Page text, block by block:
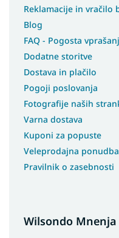
Reklamacije in vračilo
Blog
FAQ - Pogosta
Dodatne storitve
Dostava in plačilo
Pogoji poslovanja
Fotografije naših
Varna dostava
Kuponi za popuste
Veleprodajna ponudba
Pravilnik o zasebnosti
Wilsondo Mnenja